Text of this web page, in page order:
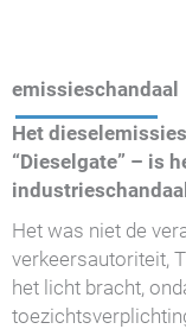
emissieschandaal
Het
“Dieselgate” – is
Het was niet de
verkeersautoriteit,
het licht bracht,